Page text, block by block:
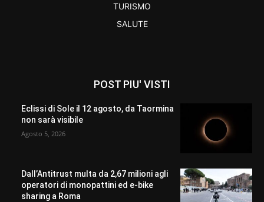
TURISMO
SALUTE
POST PIU' VISTI
Eclissi di Sole il 12 agosto, da Taormina
non sarà visibile
Agosto 5, 2026
Dall’Antitrust multa da 2,67 milioni agli
operatori di monopattini ed e-bike
sharing a Roma